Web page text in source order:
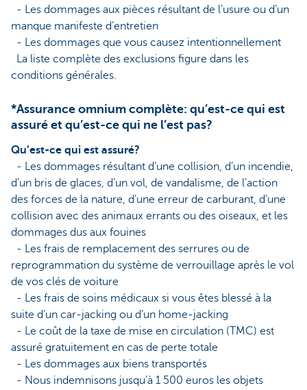
- Les dommages aux pièces résultant de l’usure ou d’un
manque manifeste d’entretien
- Les dommages que vous causez intentionnellement
La liste complète des exclusions figure dans les
conditions générales.
*Assurance omnium complète: qu’est-ce qui est
assuré et qu’est-ce qui ne l’est pas?
Qu’est-ce qui est assuré?
- Les dommages résultant d’une collision, d’un incendie,
d’un bris de glaces, d’un vol, de vandalisme, de l’action
des forces de la nature, d’une erreur de carburant, d’une
collision avec des animaux errants ou des oiseaux, et les
dommages dus aux fouines
- Les frais de remplacement des serrures ou de
reprogrammation du système de verrouillage après le vol
de vos clés de voiture
- Les frais de soins médicaux si vous êtes blessé à la
suite d’un car-jacking ou d’un home-jacking
- Le coût de la taxe de mise en circulation (TMC) est
assuré gratuitement en cas de perte totale
- Les dommages aux biens transportés
- Nous indemnisons jusqu’à 1 500 euros les objets